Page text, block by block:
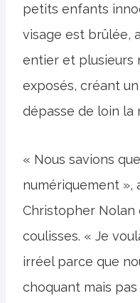
petits enfants
visage est brûlée,
entier et plusieurs
exposés, créant
dépasse de loin la
« Nous savions
numériquement »,
Christopher Nolan
coulisses. « Je
irréel parce que
choquant mais